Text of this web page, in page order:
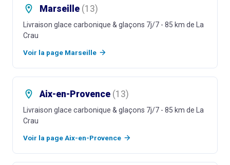
Marseille (13)
Livraison glace carbonique & glaçons 7j/7 - 85 km de La
Crau
Voir la page Marseille
Aix-en-Provence (13)
Livraison glace carbonique & glaçons 7j/7 - 85 km de La
Crau
Voir la pageAix-en-Provence